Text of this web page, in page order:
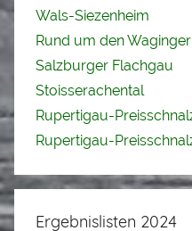
Wals-Siezenheim
Rund um den
Salzburger Flachgau
Stoisserachental
Rupertigau-
Rupertigau-
Ergebnislisten 2024